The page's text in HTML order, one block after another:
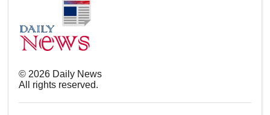
© 2026 Daily News
All rights reserved.